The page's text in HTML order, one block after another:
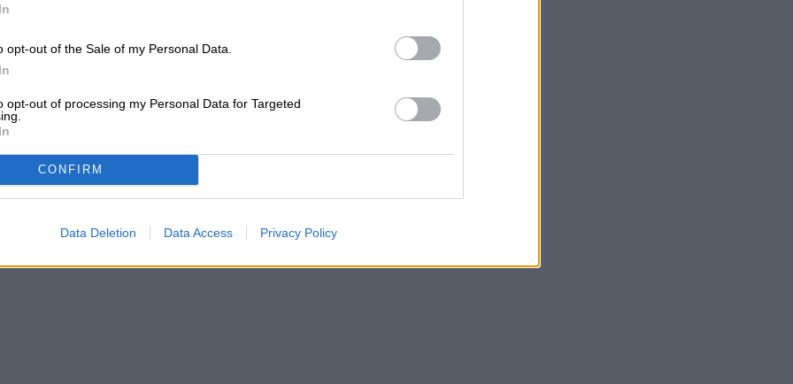
opt-out of the Sale of my Personal Data.
opt-out of processing my Personal Data for Targeted
CONFIRM
Data Deletion Data Access Privacy Policy
compañías del grupo.